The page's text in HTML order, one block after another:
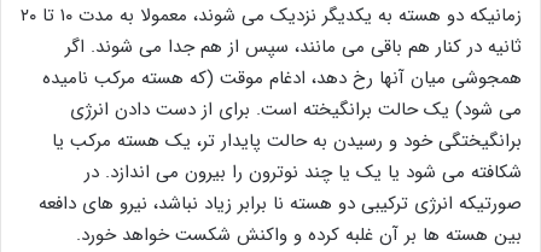
زمانیکه دو هسته به یکدیگر نزدیک می شوند، معمولا به مدت ۱۰ تا ۲۰
ثانیه در کنار هم باقی می مانند، سپس از هم جدا می شوند. اگر
همجوشی میان آنها رخ دهد، ادغام موقت (که هسته مرکب نامیده
می شود) یک حالت برانگیخته است. برای از دست دادن انرژی
برانگیختگی خود و رسیدن به حالت پایدار تر، یک هسته مرکب یا
شکافته می شود یا یک یا چند نوترون را بیرون می اندازد. در
صورتیکه انرژی ترکیبی دو هسته نا برابر زیاد نباشد، نیرو های دافعه
بین هسته ها بر آن غلبه کرده و واکنش شکست خواهد خورد.